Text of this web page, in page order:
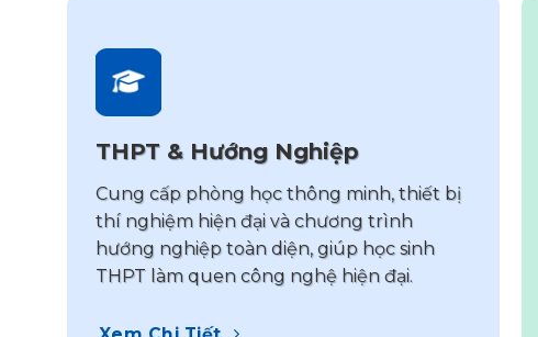
THPT & Hướng Nghiệp
Cung cấp phòng học thông minh, thiết bị
thí nghiệm hiện đại và chương trình
hướng nghiệp toàn diện, giúp học sinh
THPT làm quen công nghệ hiện đại.